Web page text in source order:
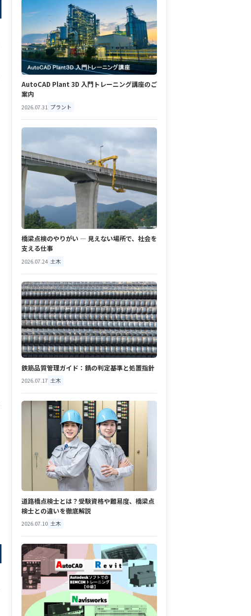
AutoCAD Plant 3D 入門トレーニング講座のご
案内
2026.07.31 プラント
橋梁点検のやりがい ― 見えない場所で、社会を
支える仕事
2026.07.24 土木
鉄筋品質管理ガイド：錆の判定基準と処置指針
2026.07.17 土木
道路橋点検士とは？受験資格や難易度、橋梁点
検士との違いを徹底解説
2026.07.10 土木